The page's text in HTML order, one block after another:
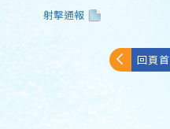
射擊通報
回頁首